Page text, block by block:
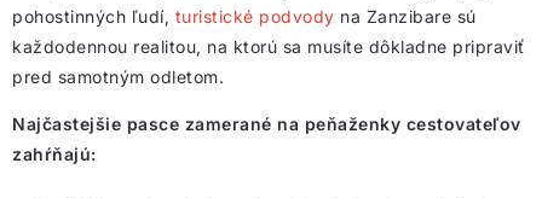
pohostinných ľudí, turistické podvody na Zanzibare sú
každodennou realitou, na ktorú sa musíte dôkladne pripraviť
pred samotným odletom.
Najčastejšie pasce zamerané na peňaženky cestovateľov
zahŕňajú: